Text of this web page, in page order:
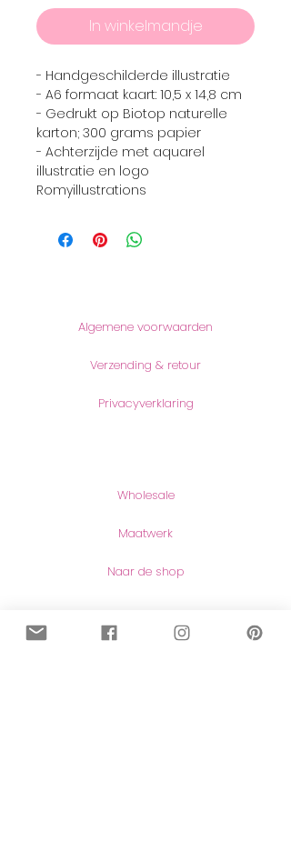
In winkelmandje
- Handgeschilderde illustratie
- A6 formaat kaart: 10,5 x 14,8 cm
- Gedrukt op Biotop naturelle
karton; 300 grams papier
- Achterzijde met aquarel
illustratie en logo
Romyillustrations
Algemene voorwaarden
Verzending & retour
Privacyverklaring
Wholesale
Maatwerk
Naar de shop
Contact